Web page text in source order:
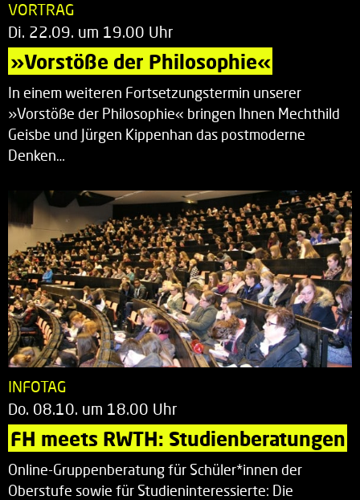
VORTRAG
Di. 22.09. um 19.00 Uhr
»Vorstöße der Philosophie«
In einem weiteren Fortsetzungstermin unserer
»Vorstöße der Philosophie« bringen Ihnen Mechthild
Geisbe und Jürgen Kippenhan das postmoderne
Denken…
INFOTAG
Do. 08.10. um 18.00 Uhr
FH meets RWTH: Studienberatungen
Online-Gruppenberatung für Schüler*innen der
Oberstufe sowie für Studieninteressierte: Die